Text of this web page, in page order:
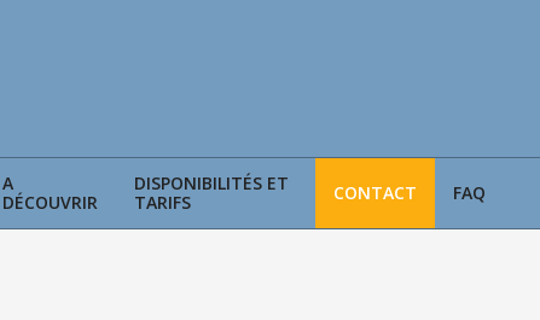
A
DÉCOUVRIR
DISPONIBILITÉS ET
TARIFS
CONTACT FAQ